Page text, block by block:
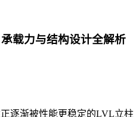
载力与结构设计全解析
逐渐被性能更稳定的LVL立柱